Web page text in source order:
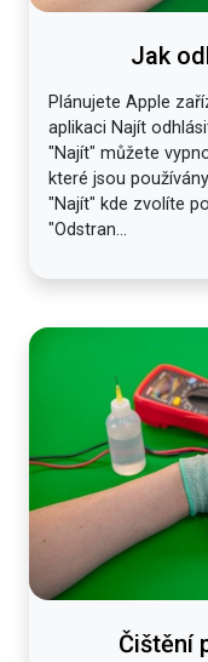
Jak
Plánujete Apple
aplikaci Najít
"Najít" můžete
které jsou
"Najít" kde zvolíte
"Odstran...
Čištění